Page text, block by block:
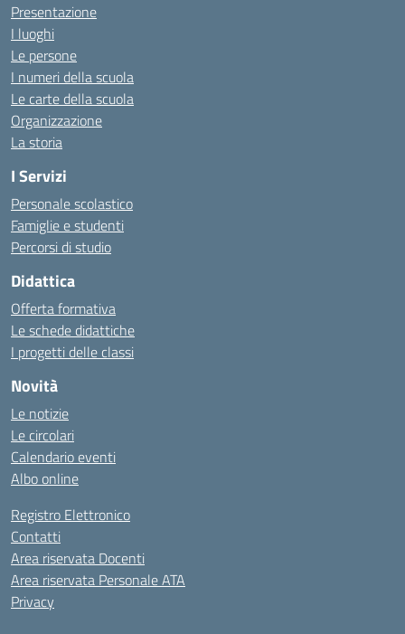
Presentazione
I luoghi
Le persone
I numeri della scuola
Le carte della scuola
Organizzazione
La storia
I Servizi
Personale scolastico
Famiglie e studenti
Percorsi di studio
Didattica
Offerta formativa
Le schede didattiche
I progetti delle classi
Novità
Le notizie
Le circolari
Calendario eventi
Albo online
Registro Elettronico
Contatti
Area riservata Docenti
Area riservata Personale ATA
Privacy